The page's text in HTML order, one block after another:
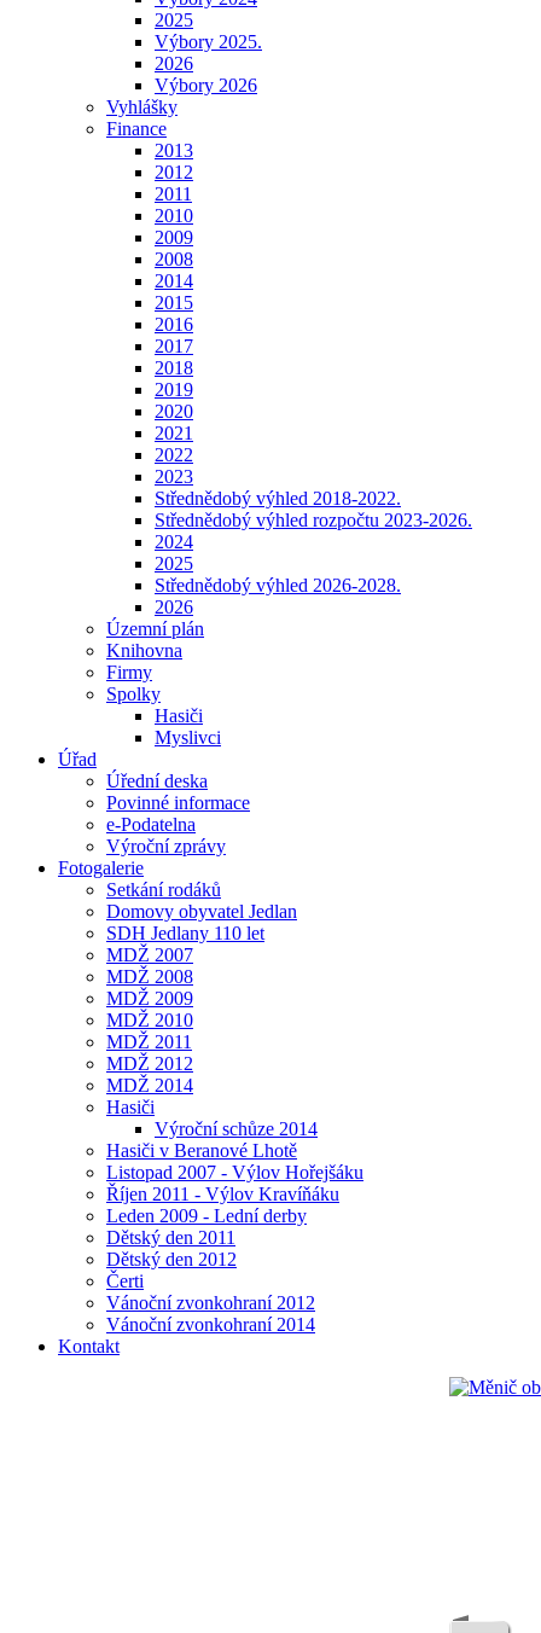
2025
Výbory 2025.
2026
Výbory 2026
Vyhlášky
Finance
2013
2012
2011
2010
2009
2008
2014
2015
2016
2017
2018
2019
2020
2021
2022
2023
Střednědobý výhled 2018-2022.
Střednědobý výhled rozpočtu 2023-2026.
2024
2025
Střednědobý výhled 2026-2028.
2026
Územní plán
Knihovna
Firmy
Spolky
Hasiči
Myslivci
Úřad
Úřední deska
Povinné informace
e-Podatelna
Výroční zprávy
Fotogalerie
Setkání rodáků
Domovy obyvatel Jedlan
SDH Jedlany 110 let
MDŽ 2007
MDŽ 2008
MDŽ 2009
MDŽ 2010
MDŽ 2011
MDŽ 2012
MDŽ 2014
Hasiči
Výroční schůze 2014
Hasiči v Beranové Lhotě
Listopad 2007 - Výlov Hořejšáku
Říjen 2011 - Výlov Kravíňáku
Leden 2009 - Lední derby
Dětský den 2011
Dětský den 2012
Čerti
Vánoční zvonkohraní 2012
Vánoční zvonkohraní 2014
Kontakt